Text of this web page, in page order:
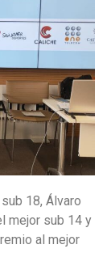
18, Álvaro
mejor sub 14 y
al mejor